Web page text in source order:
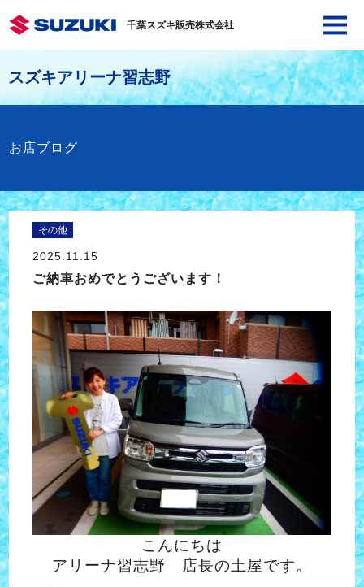
千葉スズキ販売株式会社
スズキアリーナ習志野
お店ブログ
その他
2025.11.15
ご納車おめでとうございます！
こんにちは
アリーナ習志野 店長の土屋です。